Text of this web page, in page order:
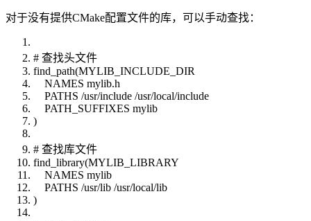
对于没有提供CMake配置文件的库，可以手动查找：
# 查找头文件
find_path(MYLIB_INCLUDE_DIR
NAMES mylib.h
PATHS /usr/include /usr/local/include
PATH_SUFFIXES mylib
)
# 查找库文件
find_library(MYLIB_LIBRARY
NAMES mylib
PATHS /usr/lib /usr/local/lib
)